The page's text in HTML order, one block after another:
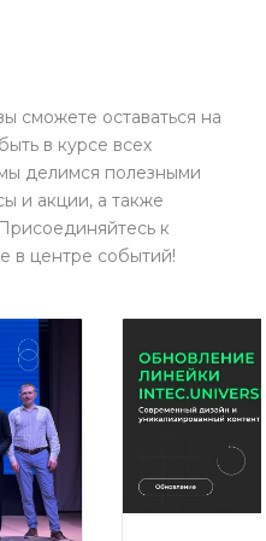
сможете оставаться на
в курсе всех
делимся полезными
и акции, а также
к
в центре событий!